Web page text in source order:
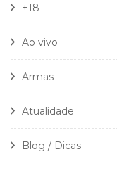
+18
Ao vivo
Armas
Atualidade
Blog / Dicas